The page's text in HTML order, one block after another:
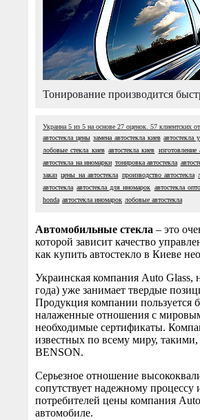
Тонирование производится
Украина 5 из 5 на основе 27 оценок. 57 клиентских
автостекла цены замена автостекла киев автостекла
лобовые стекла киев автостекла киев изготовление
автостекла на иномарки тонировка автостекла
заказ цены на автостекла производство автостекла
автостекла автостекла для иномарок автостекла
honda автостекла иномарок лобовые автостекла
Автомобильные стекла – это
которой зависит качество
как купить автостекло в Киеве
Украинская компания Auto Glass,
года) уже занимает твердые
Продукция компании пользуется
налаженные отношения с
необходимые сертификаты.
известных по всему миру,
BENSON.
Серьезное отношение
сопутствует надежному
потребителей цены компания
автомобиле.